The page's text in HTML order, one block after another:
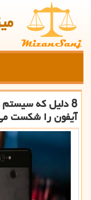
8 دلیل كه سیستم
آیفون را شكست